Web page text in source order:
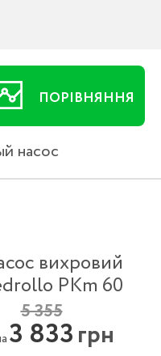
ПОРІВНЯННЯ
насос
вихровий
PKm 60
5 355
3 833грн